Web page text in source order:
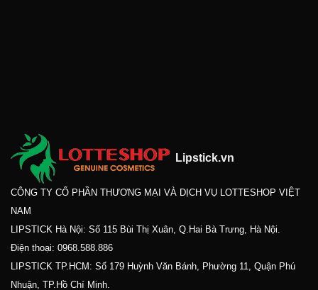
Lipstick.vn
CÔNG TY CỔ PHẦN THƯƠNG MẠI VÀ DỊCH VỤ LOTTESHOP VIỆT
NAM
LIPSTICK Hà Nội: Số 115 Bùi Thị Xuân, Q.Hai Bà Trưng, Hà Nội.
Điện thoại: 0968.588.886
LIPSTICK TP.HCM: Số 179 Huỳnh Văn Bánh, Phường 11, Quận Phú
Nhuận, TP.Hồ Chí Minh.